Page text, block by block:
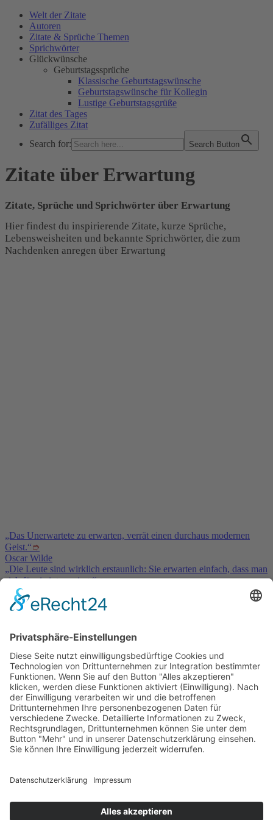
Welt der Zitate
Autoren
Zitate & Sprüche Themen
Sprichwörter
Glückwünsche
Geburtstagssprüche
Klassische Geburtstagswünsche
Geburtstagswünsche für Kollegin
Lustige Geburtstagsgrüße
Zitat des Tages
Zufälliges Zitat
Search for:
Search Button
WELT DER ZITATE
Zitate über Erwartung
Zitate, Sprüche und Sprichwörter über Erwartung
Hier findest du inspirierende Zitate, kurze Sprüche,
Lebensweisheiten und bekannte Sprichwörter, die zum
Nachdenken anregen über Erwartung
„Das Unerwartete zu erwarten, verrät einen durchaus modernen
Geist.“➮
Oscar Wilde
„Die Leute sind wirklich erstaunlich: Sie erwarten einfach, dass man
sich für sie interessiert.“➮
Jules Renard
Service & Kontakt
Welt-der-Zitate.com
Über unsere Zitate Sammlung
Datenschutz
Social Media Police
Impressum
Schöne Sprüche
Beliebte Themen